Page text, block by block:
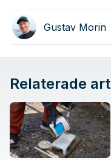
Gustav Morin
Relaterade